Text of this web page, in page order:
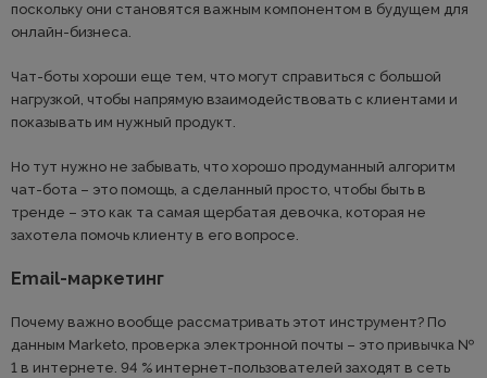
поскольку они становятся важным компонентом в будущем для
онлайн-бизнеса.
Чат-боты хороши еще тем, что могут справиться с большой
нагрузкой, чтобы напрямую взаимодействовать с клиентами и
показывать им нужный продукт.
Но тут нужно не забывать, что хорошо продуманный алгоритм
чат-бота – это помощь, а сделанный просто, чтобы быть в
тренде – это как та самая щербатая девочка, которая не
захотела помочь клиенту в его вопросе.
Email-маркетинг
Почему важно вообще рассматривать этот инструмент? По
данным Marketo, проверка электронной почты – это привычка №
1 в интернете. 94 % интернет-пользователей заходят в сеть